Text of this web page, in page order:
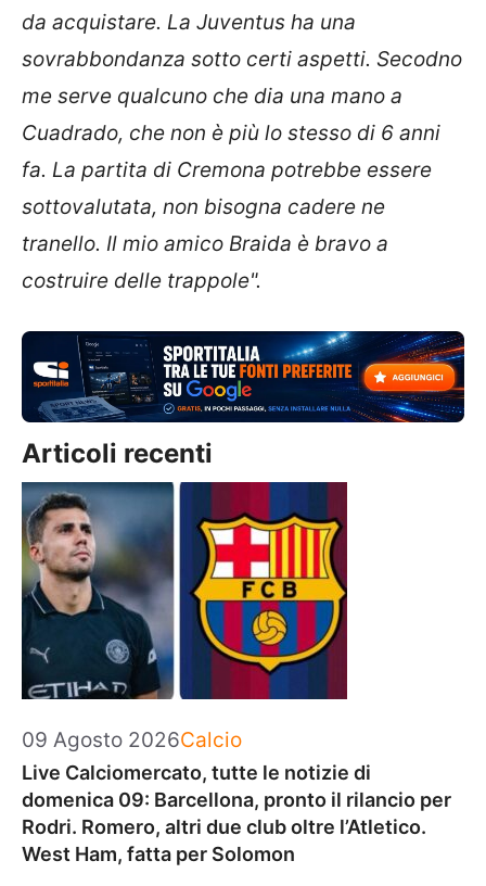
da acquistare. La Juventus ha una
sovrabbondanza sotto certi aspetti. Secodno
me serve qualcuno che dia una mano a
Cuadrado, che non è più lo stesso di 6 anni
fa. La partita di Cremona potrebbe essere
sottovalutata, non bisogna cadere ne
tranello. Il mio amico Braida è bravo a
costruire delle trappole".
Articoli recenti
09 Agosto 2026Categorie
Calcio
Live Calciomercato, tutte le notizie di
domenica 09: Barcellona, pronto il rilancio per
Rodri. Romero, altri due club oltre l’Atletico.
West Ham, fatta per Solomon